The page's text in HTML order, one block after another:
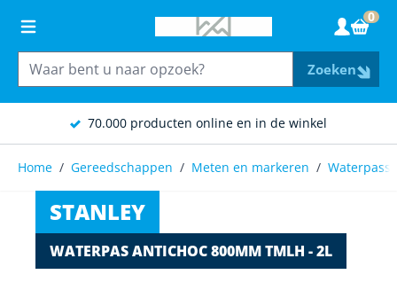
70.000 producten online en in de winkel
Zoeken
0
Home / Gereedschappen / Meten en markeren /
STANLEY
WATERPAS ANTICHOC 800MM TMLH - 2L